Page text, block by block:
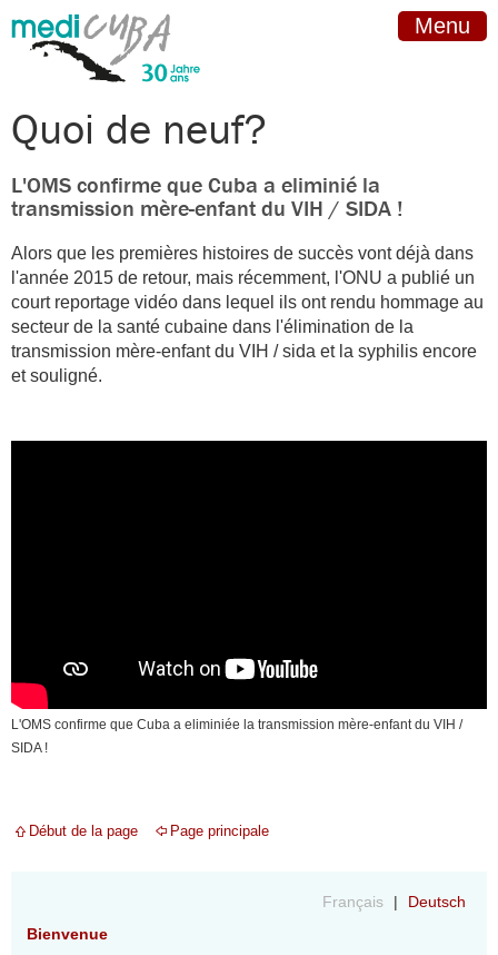
Menu
Quoi de neuf?
L'OMS confirme que Cuba a eliminié la
transmission mère-enfant du VIH / SIDA !
Alors que les premières histoires de succès vont déjà dans
l'année 2015 de retour, mais récemment, l'ONU a publié un
court reportage vidéo dans lequel ils ont rendu hommage au
secteur de la santé cubaine dans l'élimination de la
transmission mère-enfant du VIH / sida et la syphilis encore
et souligné.
L'OMS confirme que Cuba a eliminiée la transmission mère-enfant du VIH /
SIDA !
Début de la page Page principale
Français
Deutsch
Bienvenue